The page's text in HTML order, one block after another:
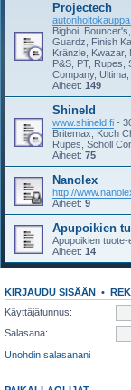
Projectech
Bigboi,
Guardz, Finish
Kränzle, Kwazar,
P&S, PT, Rupes,
Company,
Aiheet: 149
Shineld
www.shineld.fi -
Britemax, Koch
Rupes, Scholl
Aiheet: 75
Nanolex
http://
Aiheet: 9
Apupoikien
Apupoikien tuote-
Aiheet: 14
KIRJAUDU SISÄÄN •
Käyttäjätunnus:
Salasana:
Unohdin salasanani